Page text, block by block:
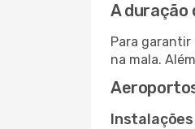
A duração
Para
na mala.